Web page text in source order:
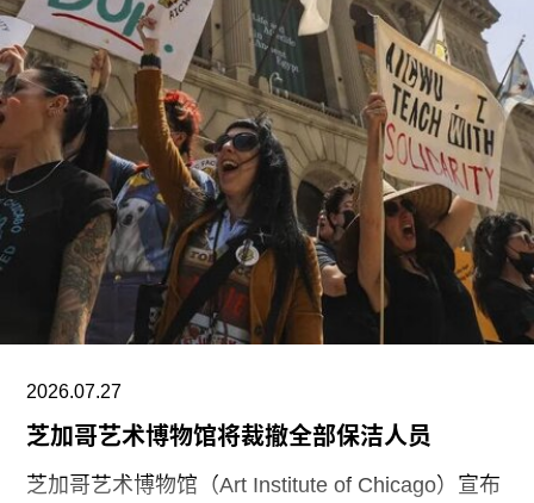
中造价最高的博物馆，预计总成本超过10亿美元。
博物馆将重点展示1960年代以来的艺术作品，并自
2009年起开始建立馆藏。不同于传统按时间顺序排
列展品的方式，展览将按主题划分为“抽象”、“流行
文化”、“土地”、“语言”和“叙事”等单元。根据新闻
稿，这种设计旨在邀请观众“按照自己的方式”与艺
术互动。
阿布扎比古根海姆博物馆是阿布扎比耗资数十亿美
元打造的萨迪亚特岛文化区（Saadiyat Island
化区还包括阿布扎比卢浮宫（Louvre Abu
2026.07.27
芝加哥艺术博物馆将裁撤全部保洁人员
芝加哥艺术博物馆（Art Institute of Chicago）宣布